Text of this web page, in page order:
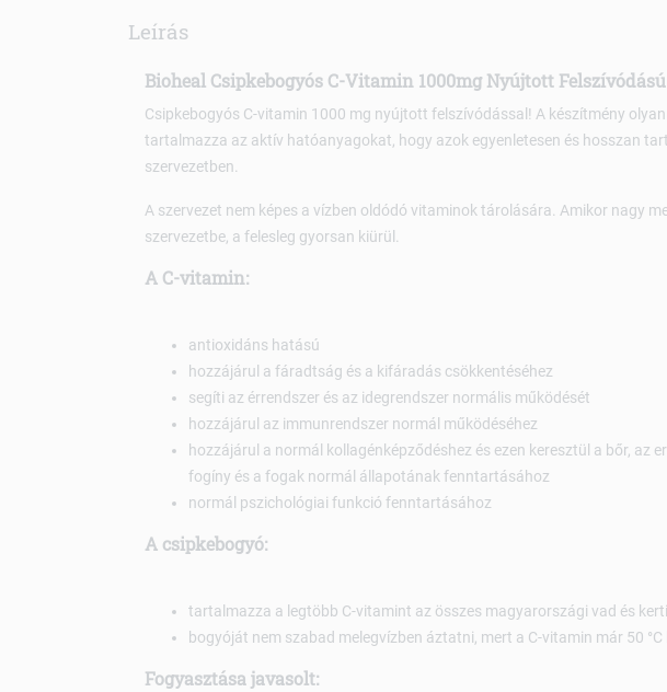
Leírás
Bioheal Csipkebogyós C-Vitamin 1000mg Nyújtott Felszívódású
Csipkebogyós C-vitamin 1000 mg nyújtott felszívódással! A készítmény
tartalmazza az aktív hatóanyagokat, hogy azok egyenletesen és hosszan
szervezetben.
A szervezet nem képes a vízben oldódó vitaminok tárolására. Amikor nagy
szervezetbe, a felesleg gyorsan kiürül.
A C-vitamin:
antioxidáns hatású
hozzájárul a fáradtság és a kifáradás csökkentéséhez
segíti az érrendszer és az idegrendszer normális működését
hozzájárul az immunrendszer normál működéséhez
hozzájárul a normál kollagénképződéshez és ezen keresztül a bőr, az
fogíny és a fogak normál állapotának fenntartásához
normál pszichológiai funkció fenntartásához
A csipkebogyó:
tartalmazza a legtöbb C-vitamint az összes magyarországi vad és
bogyóját nem szabad melegvízben áztatni, mert a C-vitamin már 50 °C
Fogyasztása javasolt: